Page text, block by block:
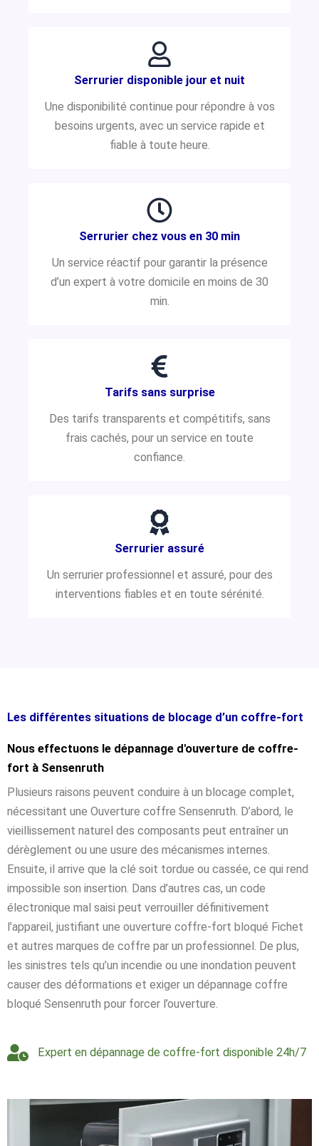
Serrurier disponible jour et nuit
Une disponibilité continue pour répondre à vos
besoins urgents, avec un service rapide et
fiable à toute heure.
Serrurier chez vous en 30 min
Un service réactif pour garantir la présence
d’un expert à votre domicile en moins de 30
min.
Tarifs sans surprise
Des tarifs transparents et compétitifs, sans
frais cachés, pour un service en toute
confiance.
Serrurier assuré
Un serrurier professionnel et assuré, pour des
interventions fiables et en toute sérénité.
Les différentes situations de blocage d’un coffre-fort
Nous effectuons le dépannage d'ouverture de coffre-
fort à Sensenruth
Plusieurs raisons peuvent conduire à un blocage complet,
nécessitant une Ouverture coffre Sensenruth. D’abord, le
vieillissement naturel des composants peut entraîner un
dérèglement ou une usure des mécanismes internes.
Ensuite, il arrive que la clé soit tordue ou cassée, ce qui rend
impossible son insertion. Dans d’autres cas, un code
électronique mal saisi peut verrouiller définitivement
l’appareil, justifiant une ouverture coffre-fort bloqué Fichet
et autres marques de coffre par un professionnel. De plus,
les sinistres tels qu’un incendie ou une inondation peuvent
causer des déformations et exiger un dépannage coffre
bloqué Sensenruth pour forcer l’ouverture.
Expert en dépannage de coffre-fort disponible 24h/7